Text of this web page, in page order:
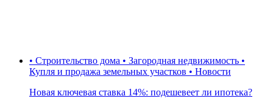
• Строительство дома • Загородная недвижимость •
Купля и продажа земельных участков • Новости
Новая ключевая ставка 14%: подешевеет ли ипотека?